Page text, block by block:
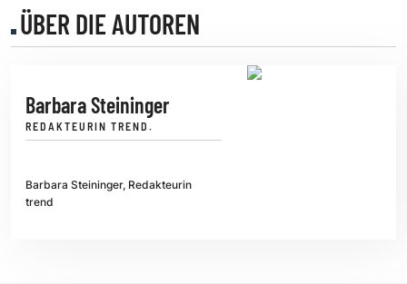
ÜBER DIE AUTOREN
Barbara Steininger
REDAKTEURIN TREND.
Barbara Steininger, Redakteurin
trend